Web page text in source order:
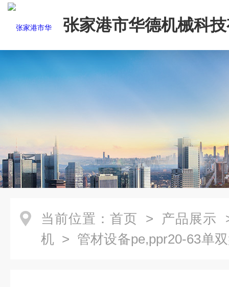
张家港市华德机械科
司
当前位置： 首页 > 产品展示
机 > 管材设备pe,ppr20-63单